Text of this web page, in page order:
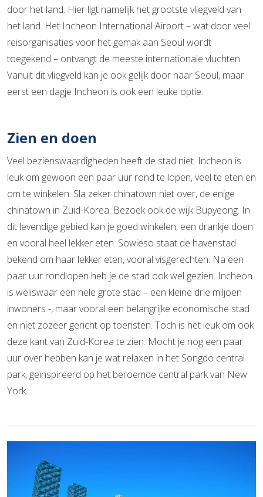
door het land. Hier ligt namelijk het grootste vliegveld van
het land. Het Incheon International Airport – wat door veel
reisorganisaties voor het gemak aan Seoul wordt
toegekend – ontvangt de meeste internationale vluchten.
Vanuit dit vliegveld kan je ook gelijk door naar Seoul, maar
eerst een dagje Incheon is ook een leuke optie.
Zien en doen
Veel bezienswaardigheden heeft de stad niet. Incheon is
leuk om gewoon een paar uur rond te lopen, veel te eten en
om te winkelen. Sla zeker chinatown niet over, de enige
chinatown in Zuid-Korea. Bezoek ook de wijk Bupyeong. In
dit levendige gebied kan je goed winkelen, een drankje doen
en vooral heel lekker eten. Sowieso staat de havenstad
bekend om haar lekker eten, vooral visgerechten. Na een
paar uur rondlopen heb je de stad ook wel gezien. Incheon
is weliswaar een hele grote stad – een kleine drie miljoen
inwoners -, maar vooral een belangrijke economische stad
en niet zozeer gericht op toeristen. Toch is het leuk om ook
deze kant van Zuid-Korea te zien. Mocht je nog een paar
uur over hebben kan je wat relaxen in het Songdo central
park, geïnspireerd op het beroemde central park van New
York.